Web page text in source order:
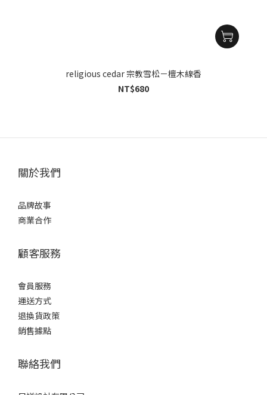
religious cedar 宗教雪松－檀木線香
NT$680
關於我們
品牌故事
商業合作
顧客服務
會員服務
運送方式
退換貨政策
銷售據點
聯絡我們